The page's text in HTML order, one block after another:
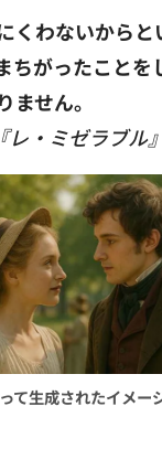
くわないから
ちがったことを
ません。
『レ・ミゼラブル
て生成されたイメー